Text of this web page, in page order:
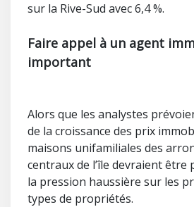
sur la Rive-Sud avec 6,4 %.
Faire appel à un agent
important
Alors que les analystes
de la croissance des prix
maisons unifamiliales des
centraux de l’île devraient être
la pression haussière sur les
types de propriétés.